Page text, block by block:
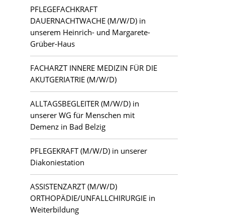
Zehlendorf
PFLEGEFACHKRAFT
DAUERNACHTWACHE (M/W/D) in
unserem Heinrich- und Margarete-
Grüber-Haus
FACHARZT INNERE MEDIZIN FÜR DIE
AKUTGERIATRIE (M/W/D)
ALLTAGSBEGLEITER (M/W/D) in
unserer WG für Menschen mit
Demenz in Bad Belzig
PFLEGEKRAFT (M/W/D) in unserer
Diakoniestation
ASSISTENZARZT (M/W/D)
ORTHOPÄDIE/UNFALLCHIRURGIE in
Weiterbildung